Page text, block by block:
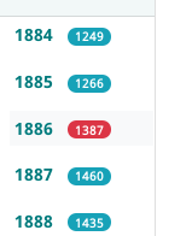
1884 1249
1885 1266
1886 1387
1887 1460
1888 1435